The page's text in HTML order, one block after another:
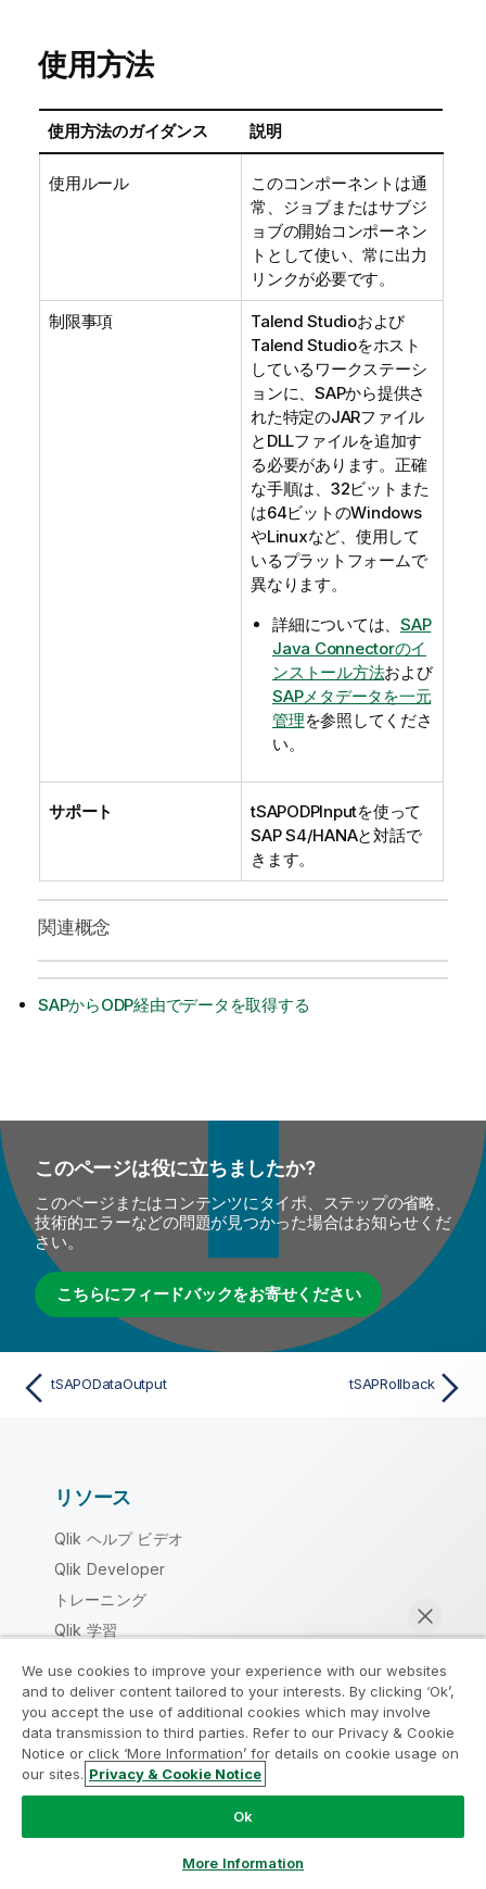
使用方法
使用方法のガイダンス 説明
使用ルール
このコンポーネントは通
常、ジョブまたはサブジ
ョブの開始コンポーネン
トとして使い、常に出力
リンクが必要です。
制限事項 Talend Studioおよび
Talend Studioをホスト
しているワークステーシ
ョンに、SAPから提供さ
れた特定のJARファイル
とDLLファイルを追加す
る必要があります。正確
な手順は、32ビットまた
は64ビットのWindows
やLinuxなど、使用して
いるプラットフォームで
異なります。
詳細については、 SAP
Java Connectorのイ
ンストール方法および
SAPメタデータを一元
管理を参照してくださ
い。
サポート tSAPODPInputを使って
SAP S4/HANAと対話で
きます。
関連概念
SAPからODP経由でデータを取得する
このページは役に立ちましたか?
このページまたはコンテンツにタイポ、ステップの省略、
技術的エラーなどの問題が見つかった場合はお知らせくだ
さい。
こちらにフィードバックをお寄せください
tSAPODataOutput tSAPRollback
リソース
Qlik ヘルプ ビデオ
Qlik Developer
トレーニング
Qlik 学習
リソース ライブラリ
製品案内
データ統合とデータ品質
Qlik Talend Cloud
We use cookies to improve your experience with our websites
and to deliver content tailored to your interests. By clicking ‘Ok’,
you accept the use of additional cookies which may involve
data transmission to third parties. Refer to our Privacy & Cookie
Notice or click ‘More Information’ for details on cookie usage on
our sites. Privacy & Cookie Notice
Ok
More Information